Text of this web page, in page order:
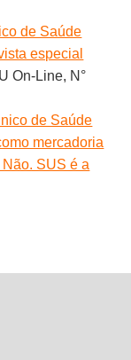
de Saúde
especial
On-Line, N°
de Saúde
mercadoria
SUS é a